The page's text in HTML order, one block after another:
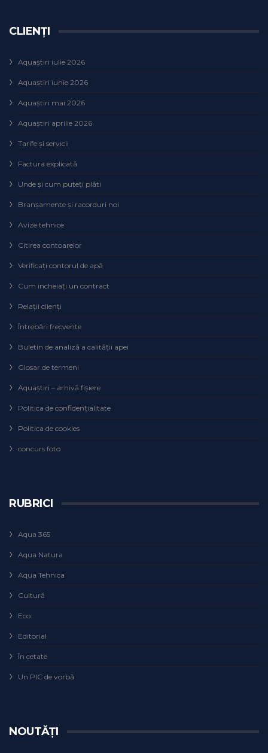
CLIENȚI
Aquaștiri iulie 2026
Aquaștiri iunie 2026
Aquaștiri mai 2026
Aquaștiri aprilie 2026
Tarife și servicii
Factura explicată
Unde și cum puteţi plăti
Branșamente și racorduri noi
Avize tehnice
Citirea contoarelor
Verificaţi contorul de apă
Cum încheiaţi un contract
Relaţii clienţi
Întrebări frecvente
Buletin de analiză a calităţii apei
Glosar de termeni
Aquaștiri – arhivă fișiere
Politica de confidențialitate
Politica de cookies
concurs foto
RUBRICI
Aqua 365
Aqua Natura
Aqua Tehnica
Cultură
Eco
Editorial
În cetate
Un PIC de vorbă
NOUTĂȚI